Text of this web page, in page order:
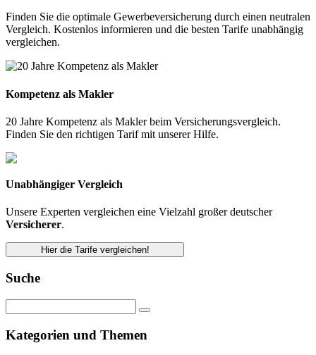
Finden Sie die optimale Gewerbeversicherung durch einen neutralen
Vergleich. Kostenlos informieren und die besten Tarife unabhängig
vergleichen.
Kompetenz als Makler
20 Jahre Kompetenz als Makler beim Versicherungsvergleich.
Finden Sie den richtigen Tarif mit unserer Hilfe.
Unabhängiger Vergleich
Unsere Experten vergleichen eine Vielzahl großer deutscher
Versicherer.
Hier die Tarife vergleichen!
Suche
Kategorien und Themen